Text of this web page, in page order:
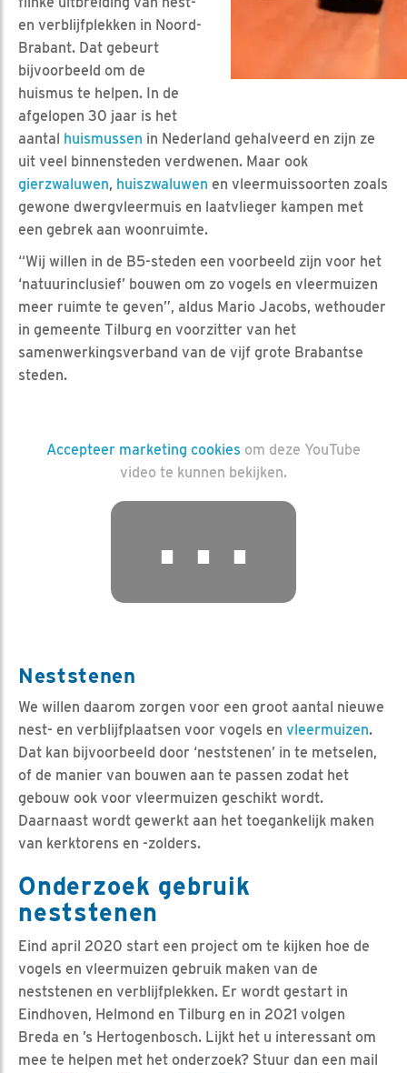
en verblijfplekken in Noord-
Brabant. Dat gebeurt
bijvoorbeeld om de
huismus te helpen. In de
afgelopen 30 jaar is het
aantal huismussen in Nederland gehalveerd en zijn ze
uit veel binnensteden verdwenen. Maar ook
gierzwaluwen, huiszwaluwen en vleermuissoorten zoals
gewone dwergvleermuis en laatvlieger kampen met
een gebrek aan woonruimte.
“Wij willen in de B5-steden een voorbeeld zijn voor het
‘natuurinclusief’ bouwen om zo vogels en vleermuizen
meer ruimte te geven”, aldus Mario Jacobs, wethouder
in gemeente Tilburg en voorzitter van het
samenwerkingsverband van de vijf grote Brabantse
steden.
⋯
Accepteer marketing cookies om deze YouTube
video te kunnen bekijken.
Neststenen
We willen daarom zorgen voor een groot aantal nieuwe
nest- en verblijfplaatsen voor vogels en vleermuizen.
Dat kan bijvoorbeeld door ‘neststenen’ in te metselen,
of de manier van bouwen aan te passen zodat het
gebouw ook voor vleermuizen geschikt wordt.
Daarnaast wordt gewerkt aan het toegankelijk maken
van kerktorens en -zolders.
Onderzoek gebruik
neststenen
Eind april 2020 start een project om te kijken hoe de
vogels en vleermuizen gebruik maken van de
neststenen en verblijfplekken. Er wordt gestart in
Eindhoven, Helmond en Tilburg en in 2021 volgen
Breda en ’s Hertogenbosch. Lijkt het u interessant om
mee te helpen met het onderzoek? Stuur dan een mail